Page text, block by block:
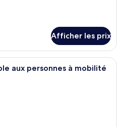
Afficher les prix
Une chambre d’hôtel avec un
aux personnes à mobilité